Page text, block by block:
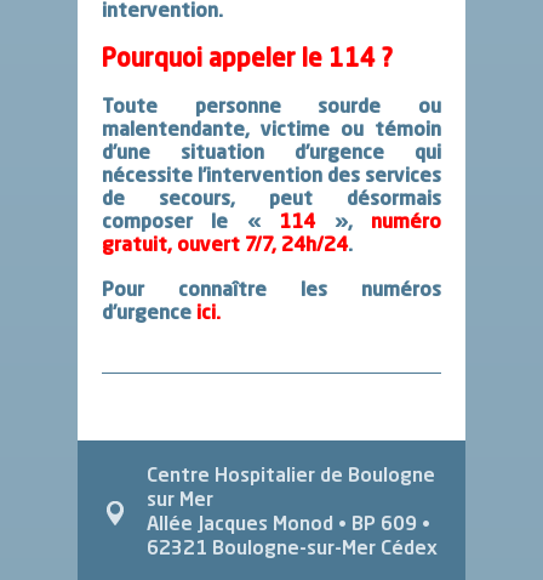
intervention.
Pourquoi appeler le 114 ?
Toute personne sourde ou
malentendante, victime ou témoin
d’une situation d’urgence qui
nécessite l’intervention des services
de secours, peut désormais
composer le «
114»,numéro
gratuit, ouvert 7/7, 24h/24.
Pour connaître les numéros
d’urgence ici.
Centre Hospitalier de Boulogne
sur Mer
Allée Jacques Monod • BP 609 •
62321 Boulogne-sur-Mer Cédex